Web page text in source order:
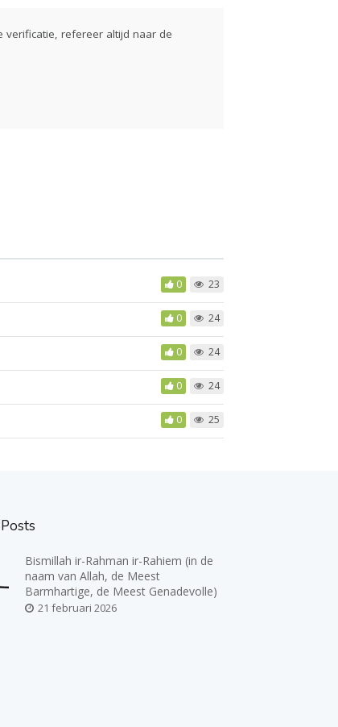
verificatie, refereer altijd naar de
0 23
0 24
0 24
0 24
0 25
Bismillah ir-Rahman ir-Rahiem (in de
naam van Allah, de Meest
Barmhartige, de Meest Genadevolle)
21 februari 2026